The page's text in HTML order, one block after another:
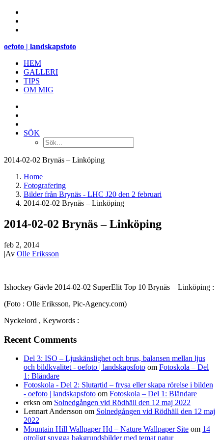
oefoto | landskapsfoto
HEM
GALLERI
TIPS
OM MIG
SÖK
2014-02-02 Brynäs – Linköping
Home
Fotografering
Bilder från Brynäs - LHC J20 den 2 februari
2014-02-02 Brynäs – Linköping
2014-02-02 Brynäs – Linköping
feb 2, 2014
|Av Olle Eriksson
Ishockey Gävle 2014-02-02 SuperElit Top 10 Brynäs – Linköping :
(Foto : Olle Eriksson, Pic-Agency.com)
Nyckelord , Keywords :
Recent Comments
Del 3: ISO – Ljuskänslighet och brus, balansen mellan ljus
och bildkvalitet - oefoto | landskapsfoto om Fotoskola – Del
1: Bländare
Fotoskola - Del 2: Slutartid – frysa eller skapa rörelse i bilden
- oefoto | landskapsfoto om Fotoskola – Del 1: Bländare
erksn om Solnedgången vid Rödhäll den 12 maj 2022
Lennart Andersson om Solnedgången vid Rödhäll den 12 maj
2022
Mountain Hill Wallpaper Hd – Nature Wallpaper Site om 14
otroligt snygga bakgrundsbilder med temat natur